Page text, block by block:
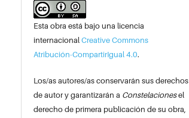
Esta obra está bajo una licencia
internacionalCreative Commons
Atribución-CompartirIgual 4.0.
Los/as autores/as conservarán sus derechos
de autor y garantizarán a Constelacionesel
derecho de primera publicación de su obra,